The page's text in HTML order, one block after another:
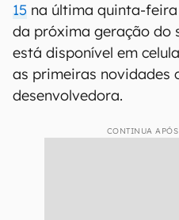
15 na última quinta-feira
da próxima geração do
está disponível em
as primeiras novidades
desenvolvedora.
CONTINUA